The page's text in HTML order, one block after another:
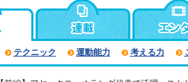
テクニック 運動能力 考える力